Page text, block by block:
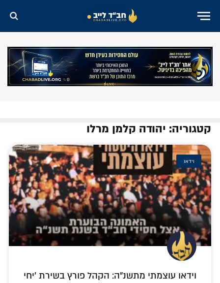
קטגוריה: יהודה קלמן מרלו
וידאו
וידאו עוצמתי מתשנ"ה: הקהל פורץ בשירת 'יחי